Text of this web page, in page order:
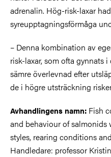
adrenalin. Hög-risk-laxar
syreupptagningsförmåga
– Denna kombination av
risk-laxar, som ofta gynnats
sämre överlevnad efter
de i högre utsträckning
Avhandlingens namn: Fish
and behaviour of
styles, rearing conditions
Handledare: professor